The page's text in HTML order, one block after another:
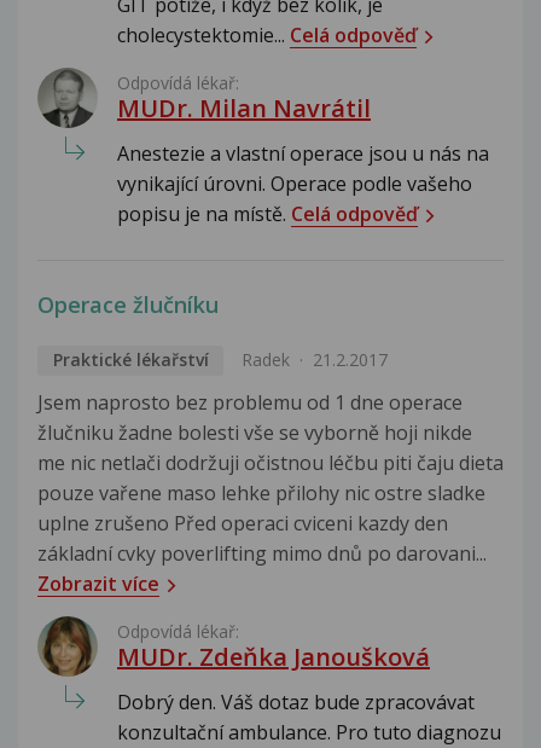
cholecystektomie... Celá odpověď
Odpovídá lékař:
MUDr. Milan Navrátil
Anestezie a vlastní operace jsou u nás na
vynikající úrovni. Operace podle vašeho
popisu je na místě. Celá odpověď
Operace žlučníku
Praktické lékařství Radek 21.2.2017
Jsem naprosto bez problemu od 1 dne operace
žlučniku žadne bolesti vše se vyborně hoji nikde
me nic netlači dodržuji očistnou léčbu piti čaju dieta
pouze vařene maso lehke přilohy nic ostre sladke
uplne zrušeno Před operaci cviceni kazdy den
základní cvky poverlifting mimo dnů po darovani...
Zobrazit více
Odpovídá lékař:
MUDr. Zdeňka Janoušková
Dobrý den. Váš dotaz bude zpracovávat
konzultační ambulance. Pro tuto diagnozu